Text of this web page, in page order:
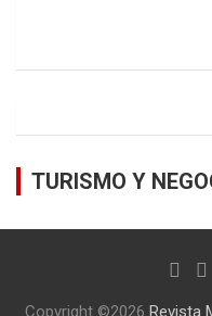
TURISMO Y
Copyright ©2026 Revista